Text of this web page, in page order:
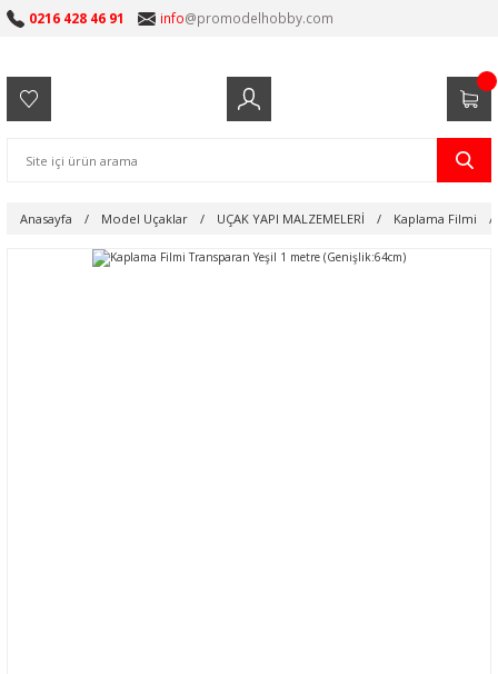
0216 428 46 91 info@promodelhobby.com
Anasayfa Model Uçaklar UÇAK YAPI MALZEMELERİ Kaplama Filmi